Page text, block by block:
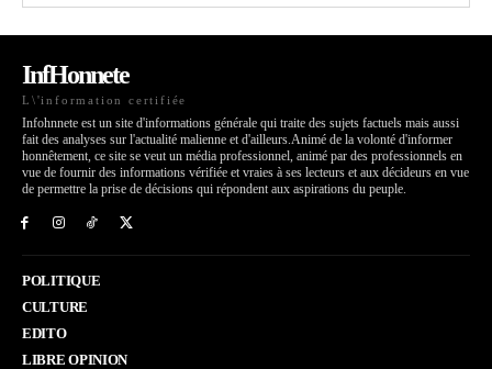
InfHonnete
L\'information certifiée
Infohnnete est un site d'informations générale qui traite des sujets factuels mais aussi
fait des analyses sur l'actualité malienne et d'ailleurs.Animé de la volonté d'informer
honnêtement, ce site se veut un média professionnel, animé par des professionnels en
vue de fournir des informations vérifiée et vraies à ses lecteurs et aux décideurs en vue
de permettre la prise de décisions qui répondent aux aspirations du peuple.
POLITIQUE
CULTURE
EDITO
LIBRE OPINION